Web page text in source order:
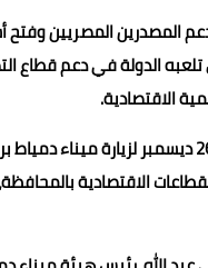
المصدرين المصريين وفتح
الدولة في دعم قطاع
الاقتصادية.
وكشف فايد، أنه سيتم تحديد موعد يوم 26
الاقتصادية